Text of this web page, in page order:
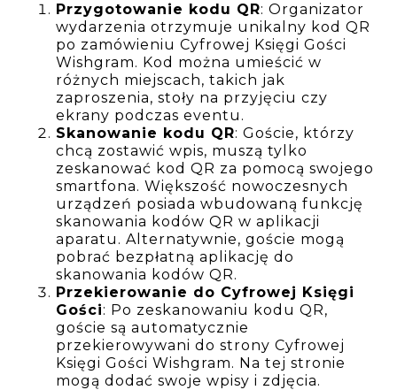
Przygotowanie kodu QR: Organizator
wydarzenia otrzymuje unikalny kod QR
po zamówieniu Cyfrowej Księgi Gości
Wishgram. Kod można umieścić w
różnych miejscach, takich jak
zaproszenia, stoły na przyjęciu czy
ekrany podczas eventu.
Skanowanie kodu QR: Goście, którzy
chcą zostawić wpis, muszą tylko
zeskanować kod QR za pomocą swojego
smartfona. Większość nowoczesnych
urządzeń posiada wbudowaną funkcję
skanowania kodów QR w aplikacji
aparatu. Alternatywnie, goście mogą
pobrać bezpłatną aplikację do
skanowania kodów QR.
Przekierowanie do Cyfrowej Księgi
Gości: Po zeskanowaniu kodu QR,
goście są automatycznie
przekierowywani do strony Cyfrowej
Księgi Gości Wishgram. Na tej stronie
mogą dodać swoje wpisy i zdjęcia.